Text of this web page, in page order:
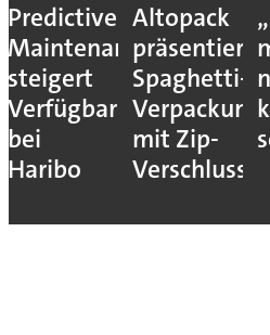
Predictive
Maintenance
steigert
Verfügbarkeit
bei
Haribo
Altopack
präsentiert
Spaghetti-
Verpackung
mit Zip-
Verschluss